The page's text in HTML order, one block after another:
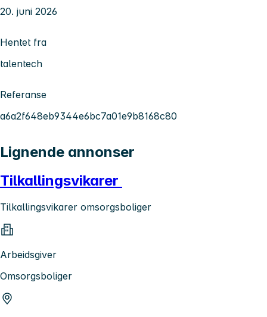
20. juni 2026
Hentet fra
talentech
Referanse
a6a2f648eb9344e6bc7a01e9b8168c80
Lignende annonser
Tilkallingsvikarer
Tilkallingsvikarer omsorgsboliger
Arbeidsgiver
Omsorgsboliger